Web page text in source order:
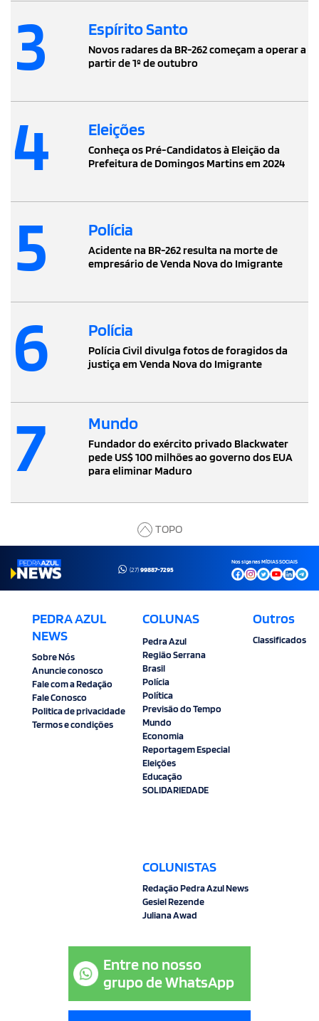
3 Espírito Santo
Novos radares da BR-262 começam a operar a
partir de 1º de outubro
4 Eleições
Conheça os Pré-Candidatos à Eleição da
Prefeitura de Domingos Martins em 2024
5 Polícia
Acidente na BR-262 resulta na morte de
empresário de Venda Nova do Imigrante
6 Polícia
Polícia Civil divulga fotos de foragidos da
justiça em Venda Nova do Imigrante
7 Mundo
Fundador do exército privado Blackwater
pede US$ 100 milhões ao governo dos EUA
para eliminar Maduro
TOPO
(27)99887-7295
Nos siga nas MÍDIAS SOCIAIS
PEDRA AZUL
NEWS
Sobre Nós
Anuncie conosco
Fale com a Redação
Fale Conosco
Politica de privacidade
Termos e condições
COLUNAS
Pedra Azul
Região Serrana
Brasil
Polícia
Política
Previsão do Tempo
Mundo
Economia
Reportagem Especial
Eleições
Educação
SOLIDARIEDADE
COLUNISTAS
Redação Pedra Azul News
Gesiel Rezende
Juliana Awad
Outros
Classificados
Entre no nosso
grupo de WhatsApp